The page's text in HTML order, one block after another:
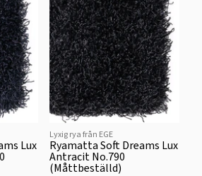
Lux
Lyxig rya från EGE
Ryamatta Soft Dreams Lux
Antracit No.790
(Måttbeställd)